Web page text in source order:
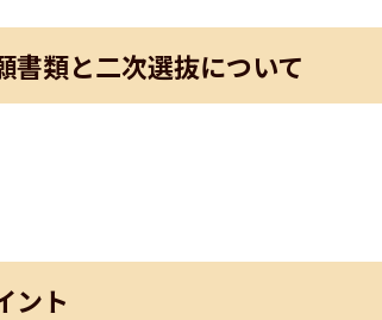
書類と二次選抜について
ント